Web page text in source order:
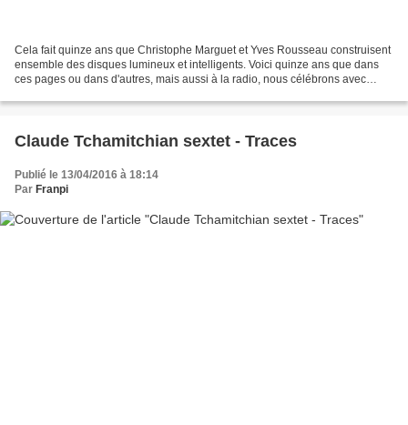
Cela fait quinze ans que Christophe Marguet et Yves Rousseau construisent
ensemble des disques lumineux et intelligents. Voici quinze ans que dans
ces pages ou dans d'autres, mais aussi à la radio, nous célébrons avec
Claude Tchamitchian sextet - Traces
Publié le 13/04/2016 à 18:14
Par Franpi